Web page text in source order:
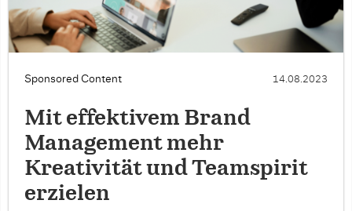
Sponsored Content 14.08.2023
Mit effektivem Brand
Management mehr
Kreativität und Teamspirit
erzielen